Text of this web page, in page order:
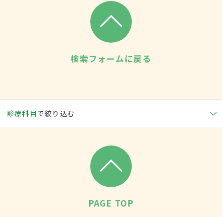
検索フォームに戻る
診療科目で絞り込む
PAGE TOP